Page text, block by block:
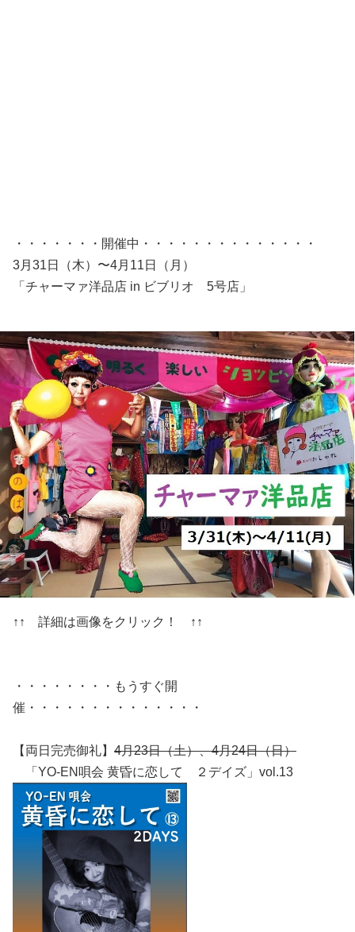
・・・・・・・開催中・・・・・・・・・・・・・・
3月31日（木）〜4月11日（月）
「チャーマァ洋品店 in ビブリオ 5号店」
↑↑ 詳細は画像をクリック！ ↑↑
・・・・・・・・もうすぐ開
催・・・・・・・・・・・・・・
【両日完売御礼】 4月23日（土）、4月24日（日）
「YO-EN唄会 黄昏に恋して ２デイズ」vol.13